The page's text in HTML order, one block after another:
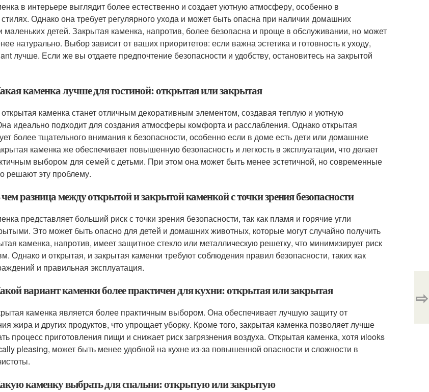
в интерьере выглядит более естественно и создает уютную атмосферу, особенно в
стилях. Однако она требует регулярного ухода и может быть опасна при наличии домашних
маленьких детей. Закрытая каменка, напротив, более безопасна и проще в обслуживании, но может
натурально. Выбор зависит от ваших приоритетов: если важна эстетика и готовность к уходу,
лучше. Если же вы отдаете предпочтение безопасности и удобству, остановитесь на закрытой
каменка лучше для гостиной: открытая или закрытая
каменка станет отличным декоративным элементом, создавая теплую и уютную
идеально подходит для создания атмосферы комфорта и расслабления. Однако открытая
более тщательного внимания к безопасности, особенно если в доме есть дети или домашние
каменка же обеспечивает повышенную безопасность и легкость в эксплуатации, что делает
выбором для семей с детьми. При этом она может быть менее эстетичной, но современные
решают эту проблему.
разница между открытой и закрытой каменкой с точки зрения безопасности
представляет больший риск с точки зрения безопасности, так как пламя и горячие угли
Это может быть опасно для детей и домашних животных, которые могут случайно получить
каменка, напротив, имеет защитное стекло или металлическую решетку, что минимизирует риск
Однако и открытая, и закрытая каменки требуют соблюдения правил безопасности, таких как
и правильная эксплуатация.
вариант каменки более практичен для кухни: открытая или закрытая
каменка является более практичным выбором. Она обеспечивает лучшую защиту от
жира и других продуктов, что упрощает уборку. Кроме того, закрытая каменка позволяет лучше
процесс приготовления пищи и снижает риск загрязнения воздуха. Открытая каменка, хотя иlooks
pleasing, может быть менее удобной на кухне из-за повышенной опасности и сложности в
каменку выбрать для спальни: открытую или закрытую
⇨